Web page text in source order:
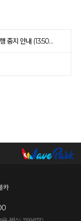
민방위의 날 대피훈련에 따른 운행 중지 안내 (13:50~14:30, 40분간)